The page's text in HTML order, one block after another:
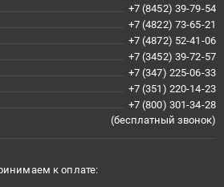
+7 (8452) 39-79-54
+7 (4822) 73-65-21
+7 (4872) 52-41-06
+7 (3452) 39-72-57
+7 (347) 225-06-33
+7 (351) 220-14-23
+7 (800) 301-34-28
(бесплатный звонок)
к оплате: